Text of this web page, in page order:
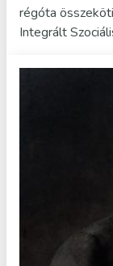
régóta
Integrált